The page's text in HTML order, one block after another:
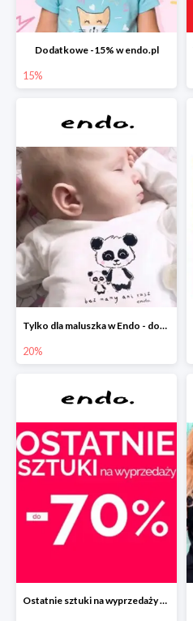
Dodatkowe -15% w endo.pl
15%
Tylko dla maluszka w Endo - dodatkowe -20%
20%
Ostatnie sztuki na wyprzedaży w Endo do -70%